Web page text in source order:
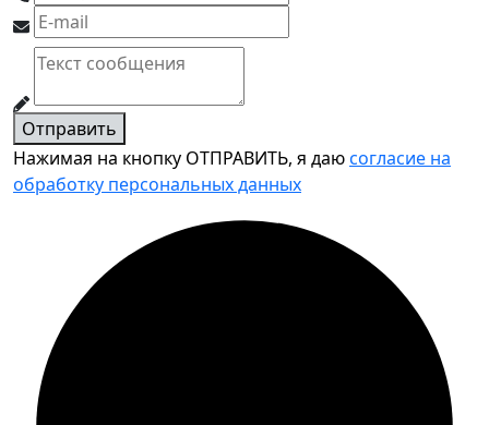
Отправить
Нажимая на кнопку ОТПРАВИТЬ, я даюсогласие на
обработку персональных данных